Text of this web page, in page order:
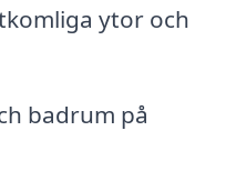
ytor och
badrum på